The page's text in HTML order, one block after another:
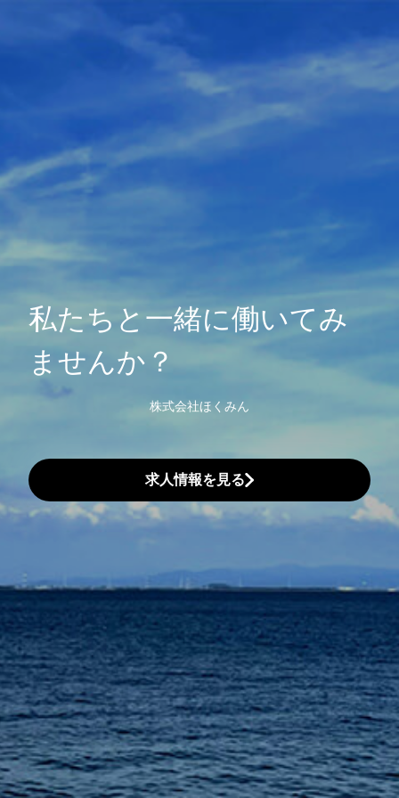
私たちと一緒に働いてみ
ませんか？
株式会社ほくみん
求人情報を見る